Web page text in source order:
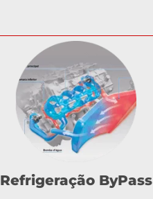
Refrigeração ByPass